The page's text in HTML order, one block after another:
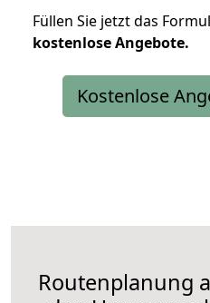
Füllen Sie jetzt das
kostenloseAngebote.
Kostenlose
Routenplanung